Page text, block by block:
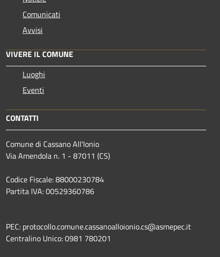
Comunicati
Avvisi
VIVERE IL COMUNE
Luoghi
Eventi
CONTATTI
Comune di Cassano All'Ionio
Via Amendola n. 1 - 87011 (CS)
Codice Fiscale: 88000230784
Partita IVA: 00529360786
PEC: protocollo.comune.cassanoalloionio.cs@asmepec.it
Centralino Unico: 0981 780201